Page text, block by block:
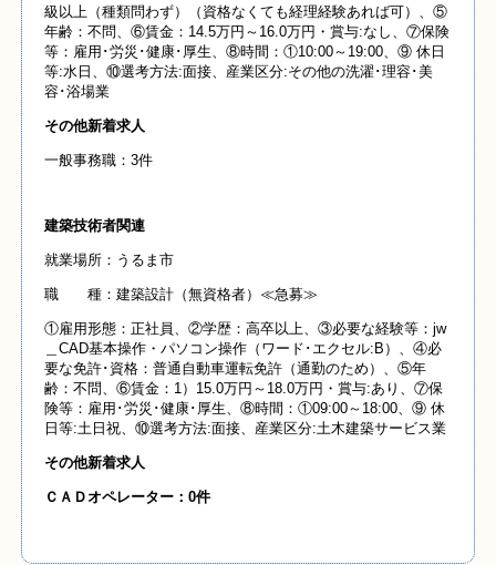
級以上（種類問わず）（資格なくても経理経験あれば可）、⑤
年齢：不問、⑥賃金：14.5万円～16.0万円・賞与:なし、⑦保険
等：雇用･労災･健康･厚生、⑧時間：①10:00～19:00、⑨ 休日
等:水日、⑩選考方法:面接、産業区分:その他の洗濯･理容･美
容･浴場業
その他新着求人
一般事務職：3件
建築技術者関連
就業場所：うるま市
職 種：建築設計（無資格者）≪急募≫
①雇用形態：正社員、②学歴：高卒以上、③必要な経験等：jw
＿CAD基本操作・パソコン操作（ワード･エクセル:B）、④必
要な免許･資格：普通自動車運転免許（通勤のため）、⑤年
齢：不問、⑥賃金：1）15.0万円～18.0万円・賞与:あり、⑦保
険等：雇用･労災･健康･厚生、⑧時間：①09:00～18:00、⑨ 休
日等:土日祝、⑩選考方法:面接、産業区分:土木建築サービス業
その他新着求人
ＣＡＤオペレーター：0件